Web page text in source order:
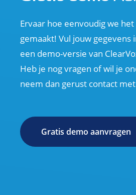
Ervaar hoe eenvoudig we
gemaakt! Vul jouw gegevens
een demo-versie van
Heb je nog vragen of wil je
neem dan gerust contact
Gratis demo aanvragen